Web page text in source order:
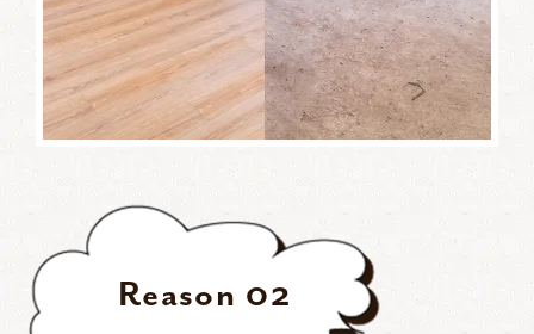
Reason 02